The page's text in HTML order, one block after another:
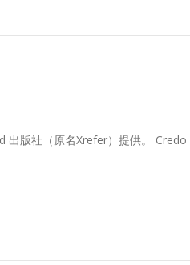
版社（原名Xrefer）提供。